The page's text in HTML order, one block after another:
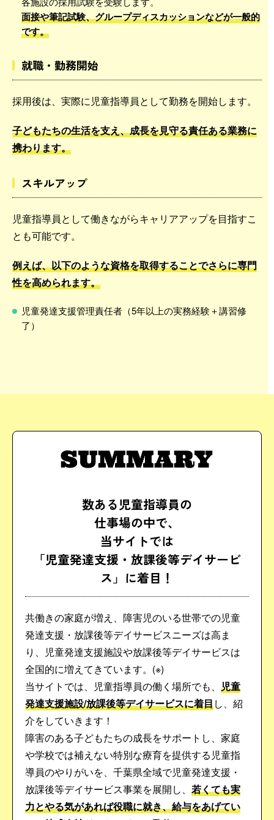
面接や筆記試験、グループディスカッションなどが一般的
です。
就職・勤務開始
採用後は、実際に児童指導員として勤務を開始します。
子どもたちの生活を支え、成長を見守る責任ある業務に
携わります。
スキルアップ
児童指導員として働きながらキャリアアップを目指すこ
とも可能です。
例えば、以下のような資格を取得することでさらに専門
性を高められます。
児童発達支援管理責任者（5年以上の実務経験＋講習修
了）
数ある児童指導員の
仕事場の中で、
当サイトでは
「児童発達支援・放課後等デイサービ
ス」に着目！
共働きの家庭が増え、障害児のいる世帯での児童
発達支援・放課後等デイサービスニーズは高ま
り、児童発達支援施設や放課後等デイサービスは
全国的に増えてきています。(※)
当サイトでは、児童指導員の働く場所でも、 児童
発達支援施設/放課後等デイサービスに着目し、紹
介をしていきます！
障害のある子どもたちの成長をサポートし、家庭
や学校では補えない特別な療育を提供する児童指
導員のやりがいを、千葉県全域で児童発達支援・
放課後等デイサービス事業を展開し、 若くても実
力とやる気があれば役職に就き、給与をあげてい